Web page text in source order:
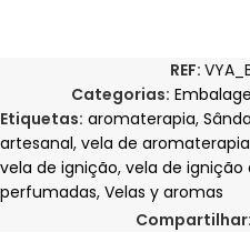
REF:
Categorias:
Etiquetas: aromaterapia,
artesanal, vela de aromaterapia
vela de ignição, vela de
perfumadas, Velas y aromas
Compartilhar: